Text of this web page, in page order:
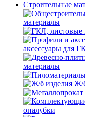
Строительные
материалы
аксессуары для
материалы
Ж/
опалубки